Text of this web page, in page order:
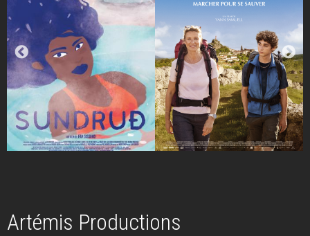
Artémis Productions